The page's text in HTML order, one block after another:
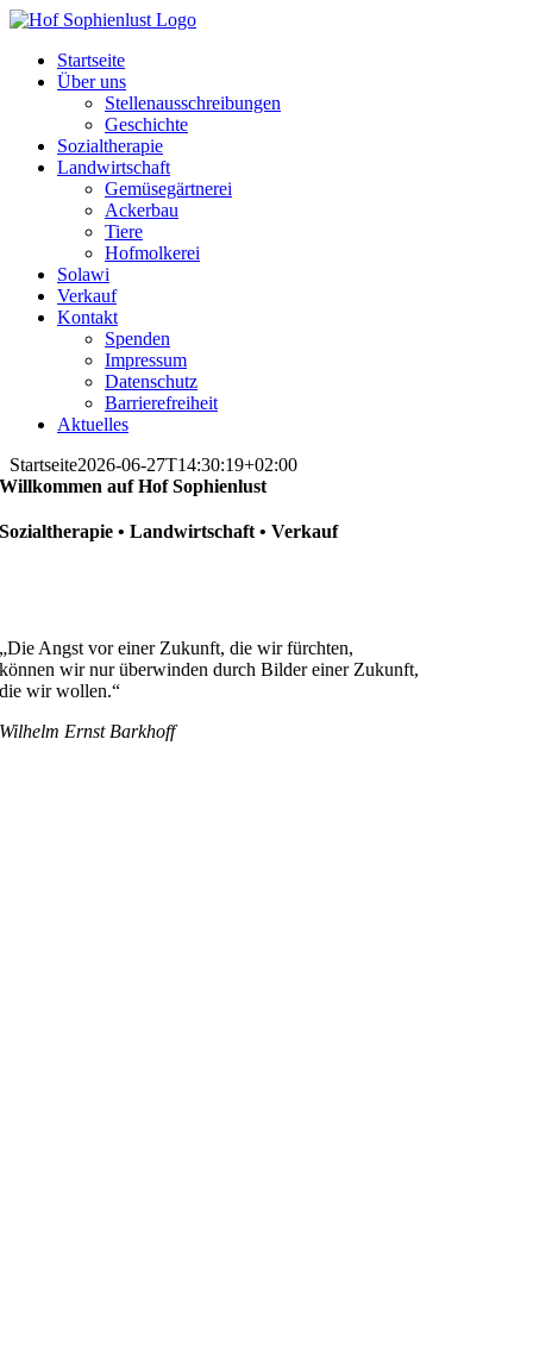
Skip
contentStartseite
Über uns
Stellenausschreibungen
Geschichte
Sozialtherapie
Landwirtschaft
Gemüsegärtnerei
Ackerbau
Tiere
Hofmolkerei
Solawi
Verkauf
Kontakt
Spenden
Impressum
Datenschutz
Barrierefreiheit
Aktuelles
Startseite2026-06-27T14:30:19+02:00
Willkommen auf Hof Sophienlust
Sozialtherapie • Landwirtschaft • Verkauf
„Die Angst vor einer Zukunft, die wir fürchten,
können wir nur überwinden durch Bilder einer Zukunft,
die wir wollen.“
Wilhelm Ernst Barkhoff